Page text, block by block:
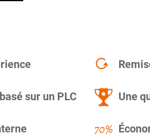
sur un PLC Une